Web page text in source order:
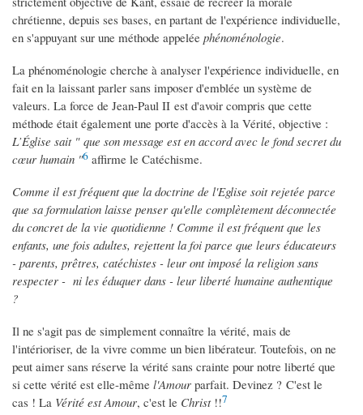
chrétienne, depuis ses bases, en partant de l'expérience individuelle,
en s'appuyant sur une méthode appelée phénoménologie.
La phénoménologie cherche à analyser l'expérience individuelle, en
fait en la laissant parler sans imposer d'emblée un système de
valeurs. La force de Jean-Paul II est d'avoir compris que cette
méthode était également une porte d'accès à la Vérité, objective :
L’Église sait " que son message est en accord avec le fond secret du
cœur humain "6 affirme le Catéchisme.
Comme il est fréquent que la doctrine de l'Eglise soit rejetée parce
que sa formulation laisse penser qu'elle complètement déconnectée
du concret de la vie quotidienne ! Comme il est fréquent que les
enfants, une fois adultes, rejettent la foi parce que leurs éducateurs
- parents, prêtres, catéchistes - leur ont imposé la religion sans
respecter - ni les éduquer dans - leur liberté humaine authentique
?
Il ne s'agit pas de simplement connaître la vérité, mais de
l'intérioriser, de la vivre comme un bien libérateur. Toutefois, on ne
peut aimer sans réserve la vérité sans crainte pour notre liberté que
si cette vérité est elle-même l'Amour parfait. Devinez ? C'est le
cas ! La Vérité est Amour, c'est le Christ!!7